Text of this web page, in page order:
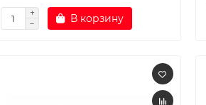
В корзину